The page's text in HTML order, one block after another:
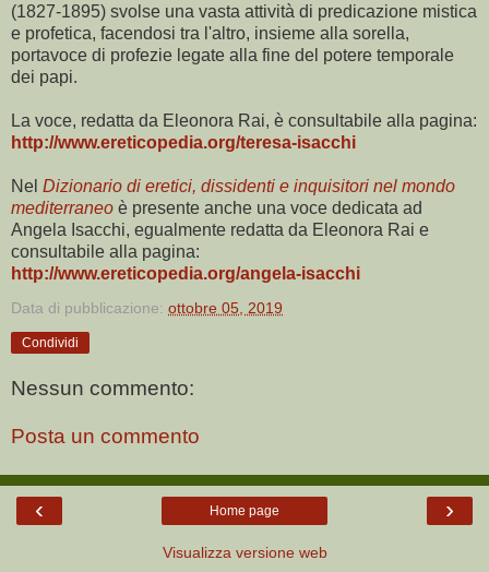
(1827-1895) svolse una vasta attività di predicazione mistica
e profetica, facendosi tra l'altro, insieme alla sorella,
portavoce di profezie legate alla fine del potere temporale
dei papi.
La voce, redatta da Eleonora Rai, è consultabile alla pagina:
http://www.ereticopedia.org/teresa-isacchi
Nel Dizionario di eretici, dissidenti e inquisitori nel mondo
mediterraneo è presente anche una voce dedicata ad
Angela Isacchi, egualmente redatta da Eleonora Rai e
consultabile alla pagina:
http://www.ereticopedia.org/angela-isacchi
Data di pubblicazione: ottobre 05, 2019
Condividi
Nessun commento:
Posta un commento
‹ ›
Home page
Visualizza versione web